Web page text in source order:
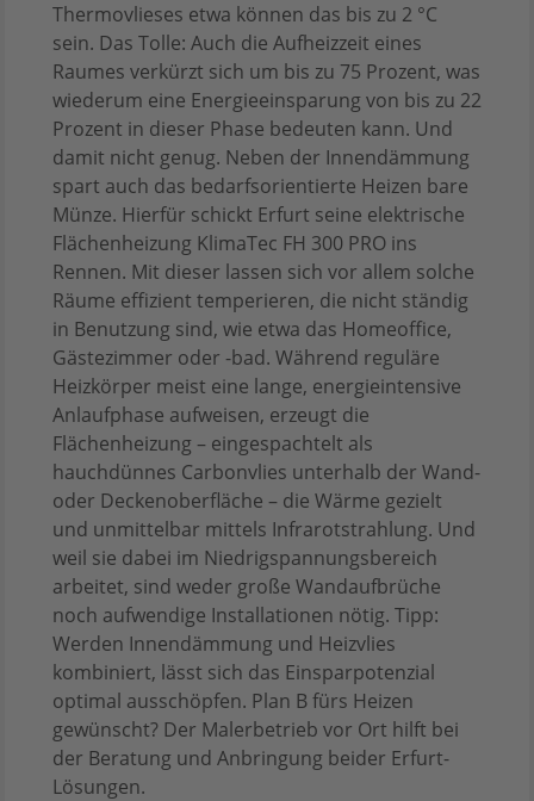
Thermovlieses etwa können das bis zu 2 °C
sein. Das Tolle: Auch die Aufheizzeit eines
Raumes verkürzt sich um bis zu 75 Prozent, was
wiederum eine Energieeinsparung von bis zu 22
Prozent in dieser Phase bedeuten kann. Und
damit nicht genug. Neben der Innendämmung
spart auch das bedarfsorientierte Heizen bare
Münze. Hierfür schickt Erfurt seine elektrische
Flächenheizung KlimaTec FH 300 PRO ins
Rennen. Mit dieser lassen sich vor allem solche
Räume effizient temperieren, die nicht ständig
in Benutzung sind, wie etwa das Homeoffice,
Gästezimmer oder -bad. Während reguläre
Heizkörper meist eine lange, energieintensive
Anlaufphase aufweisen, erzeugt die
Flächenheizung – eingespachtelt als
hauchdünnes Carbonvlies unterhalb der Wand-
oder Deckenoberfläche – die Wärme gezielt
und unmittelbar mittels Infrarotstrahlung. Und
weil sie dabei im Niedrigspannungsbereich
arbeitet, sind weder große Wandaufbrüche
noch aufwendige Installationen nötig. Tipp:
Werden Innendämmung und Heizvlies
kombiniert, lässt sich das Einsparpotenzial
optimal ausschöpfen. Plan B fürs Heizen
gewünscht? Der Malerbetrieb vor Ort hilft bei
der Beratung und Anbringung beider Erfurt-
Lösungen.